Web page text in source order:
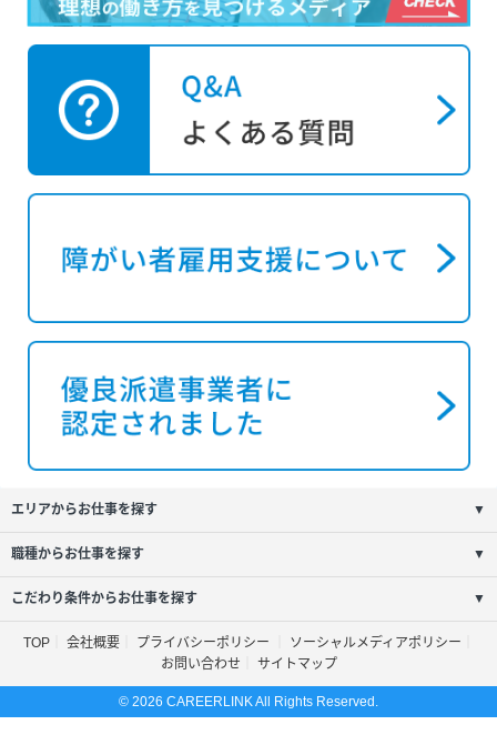
エリアからお仕事を探す ▼
職種からお仕事を探す ▼
こだわり条件からお仕事を探す ▼
TOP 会社概要 プライバシーポリシー
ソーシャルメディアポリシー
お問い合わせ
サイトマップ
© 2026 CAREERLINK All Rights Reserved.